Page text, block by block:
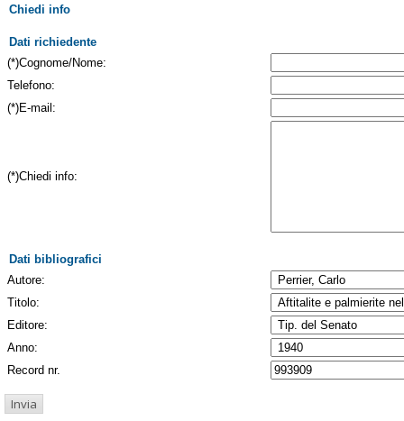
Chiedi info
Dati richiedente
(*)Cognome/Nome:
Telefono:
(*)E-mail:
(*)Chiedi info:
Dati bibliografici
Autore:
Titolo:
Editore:
Anno:
Record nr.